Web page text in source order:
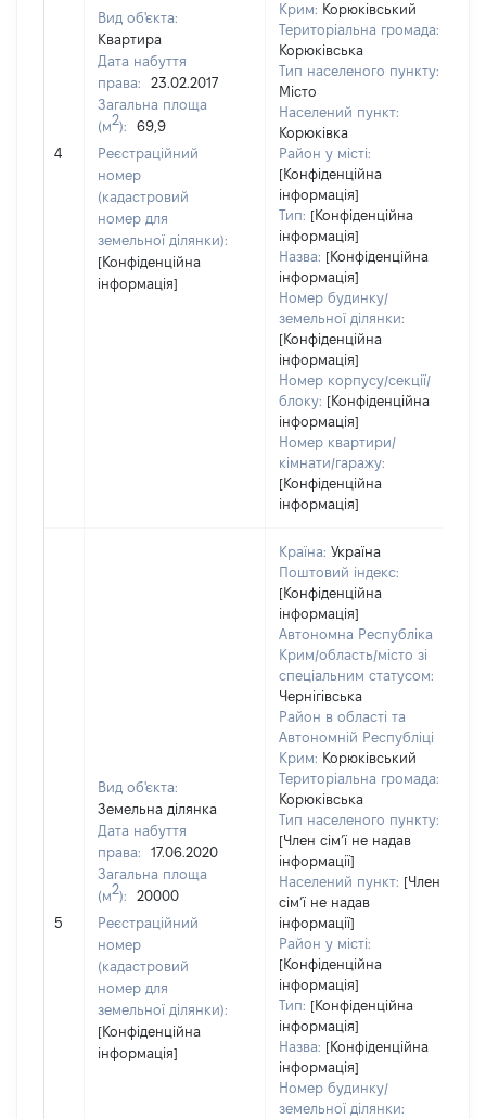
4
Вид об'єкта:
Квартира
Дата набуття
права:
23.02.2017
Загальна площа
(м2):
69,9
Реєстраційний
номер
(кадастровий
номер для
земельної ділянки):
[Конфіденційна
інформація]
Крим: Корюківський
Територіальна громада:
Корюківська
Тип населеного пункту:
Місто
Населений пункт:
Корюківка
Район у місті:
[Конфіденційна
інформація]
Тип: [Конфіденційна
інформація]
Назва: [Конфіденційна
інформація]
Номер будинку/
земельної ділянки:
[Конфіденційна
інформація]
Номер корпусу/секції/
блоку: [Конфіденційна
інформація]
Номер квартири/
кімнати/гаражу:
[Конфіденційна
інформація]
5
Вид об'єкта:
Земельна ділянка
Дата набуття
права:
17.06.2020
Загальна площа
(м2):
20000
Реєстраційний
номер
(кадастровий
номер для
земельної ділянки):
[Конфіденційна
інформація]
Країна: Україна
Поштовий індекс:
[Конфіденційна
інформація]
Автономна Республіка
Крим/область/місто зі
спеціальним статусом:
Чернігівська
Район в області та
Автономній Республіці
Крим: Корюківський
Територіальна громада:
Корюківська
Тип населеного пункту:
[Член сімʼї не надав
інформації]
Населений пункт: [Член
сімʼї не надав
інформації]
Район у місті:
[Конфіденційна
інформація]
Тип: [Конфіденційна
інформація]
Назва: [Конфіденційна
інформація]
Номер будинку/
земельної ділянки: